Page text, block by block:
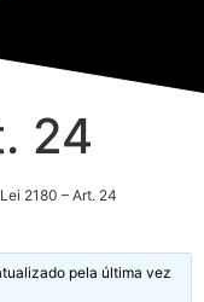
24
Lei 2180 – Art. 24
pela última vez